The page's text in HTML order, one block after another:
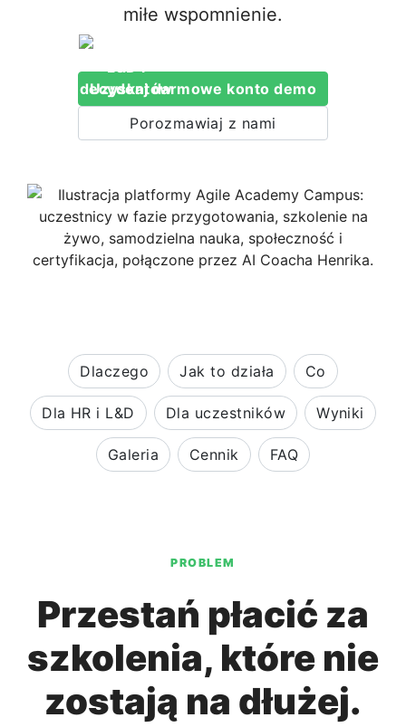
miłe wspomnienie.
Uzyskaj darmowe konto demo
Porozmawiaj z nami
Dlaczego Jak to działa Co
Dla HR i L&D Dla uczestników Wyniki
Galeria Cennik FAQ
PROBLEM
Przestań płacić za
szkolenia, które nie
zostają na dłużej.